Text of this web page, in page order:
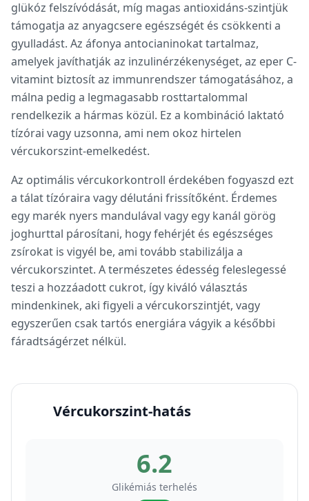
glükóz felszívódását, míg magas antioxidáns-szintjük
támogatja az anyagcsere egészségét és csökkenti a
gyulladást. Az áfonya antocianinokat tartalmaz,
amelyek javíthatják az inzulinérzékenységet, az eper C-
vitamint biztosít az immunrendszer támogatásához, a
málna pedig a legmagasabb rosttartalommal
rendelkezik a hármas közül. Ez a kombináció laktató
tízórai vagy uzsonna, ami nem okoz hirtelen
vércukorszint-emelkedést.
Az optimális vércukorkontroll érdekében fogyaszd ezt
a tálat tízóraira vagy délutáni frissítőként. Érdemes
egy marék nyers mandulával vagy egy kanál görög
joghurttal párosítani, hogy fehérjét és egészséges
zsírokat is vigyél be, ami tovább stabilizálja a
vércukorszintet. A természetes édesség feleslegessé
teszi a hozzáadott cukrot, így kiváló választás
mindenkinek, aki figyeli a vércukorszintjét, vagy
egyszerűen csak tartós energiára vágyik a későbbi
fáradtságérzet nélkül.
Vércukorszint-hatás
6.2
Glikémiás terhelés